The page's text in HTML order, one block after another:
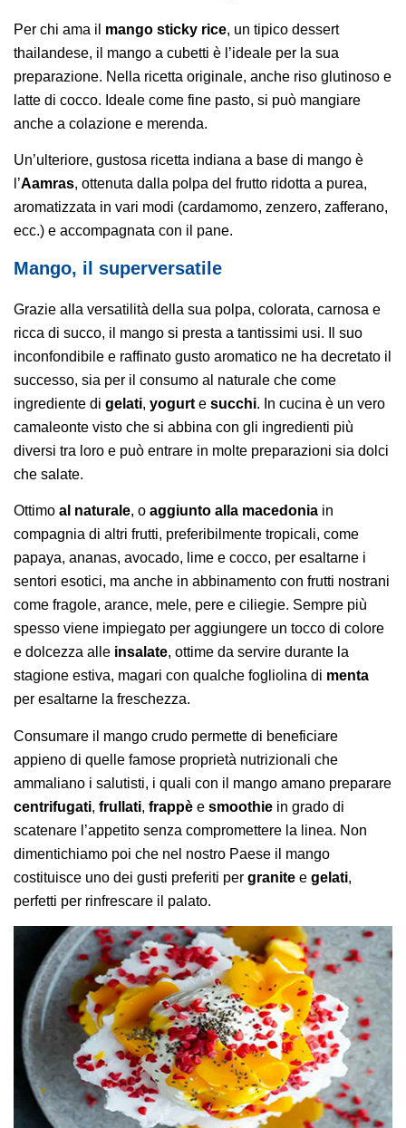
Per chi ama il mango sticky rice, un tipico dessert
thailandese, il mango a cubetti è l’ideale per la sua
preparazione. Nella ricetta originale, anche riso glutinoso e
latte di cocco. Ideale come fine pasto, si può mangiare
anche a colazione e merenda.
Un’ulteriore, gustosa ricetta indiana a base di mango è
l’Aamras, ottenuta dalla polpa del frutto ridotta a purea,
aromatizzata in vari modi (cardamomo, zenzero, zafferano,
ecc.) e accompagnata con il pane.
Mango, il superversatile
Grazie alla versatilità della sua polpa, colorata, carnosa e
ricca di succo, il mango si presta a tantissimi usi. Il suo
inconfondibile e raffinato gusto aromatico ne ha decretato il
successo, sia per il consumo al naturale che come
ingrediente di gelati, yogurt e succhi. In cucina è un vero
camaleonte visto che si abbina con gli ingredienti più
diversi tra loro e può entrare in molte preparazioni sia dolci
che salate.
Ottimo al naturale, o aggiunto alla macedonia in
compagnia di altri frutti, preferibilmente tropicali, come
papaya, ananas, avocado, lime e cocco, per esaltarne i
sentori esotici, ma anche in abbinamento con frutti nostrani
come fragole, arance, mele, pere e ciliegie. Sempre più
spesso viene impiegato per aggiungere un tocco di colore
e dolcezza alle insalate, ottime da servire durante la
stagione estiva, magari con qualche fogliolina di menta
per esaltarne la freschezza.
Consumare il mango crudo permette di beneficiare
appieno di quelle famose proprietà nutrizionali che
ammaliano i salutisti, i quali con il mango amano preparare
centrifugati, frullati, frappè e smoothie in grado di
scatenare l’appetito senza compromettere la linea. Non
dimentichiamo poi che nel nostro Paese il mango
costituisce uno dei gusti preferiti per granite e gelati,
perfetti per rinfrescare il palato.